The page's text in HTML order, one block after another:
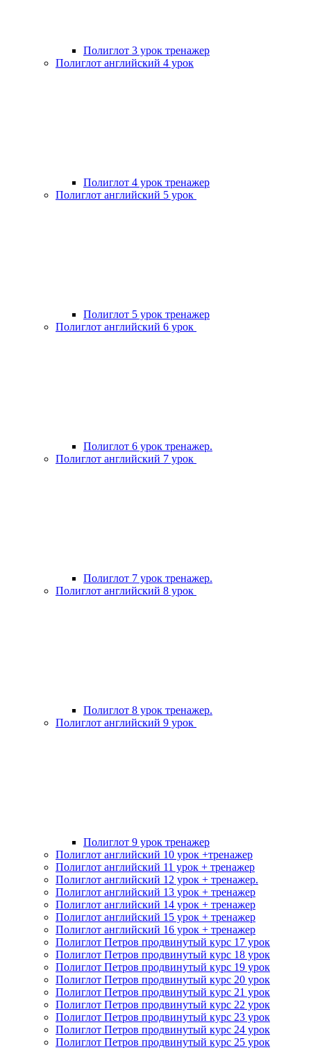
Полиглот 3 урок тренажер
Полиглот английский 4 урок
Полиглот 4 урок тренажер
Полиглот английский 5 урок
Полиглот 5 урок тренажер
Полиглот английский 6 урок
Полиглот 6 урок тренажер.
Полиглот английский 7 урок
Полиглот 7 урок тренажер.
Полиглот английский 8 урок
Полиглот 8 урок тренажер.
Полиглот английский 9 урок
Полиглот 9 урок тренажер
Полиглот английский 10 урок +тренажер
Полиглот английский 11 урок + тренажер
Полиглот английский 12 урок + тренажер.
Полиглот английский 13 урок + тренажер
Полиглот английский 14 урок + тренажер
Полиглот английский 15 урок + тренажер
Полиглот английский 16 урок + тренажер
Полиглот Петров продвинутый курс 17 урок
Полиглот Петров продвинутый курс 18 урок
Полиглот Петров продвинутый курс 19 урок
Полиглот Петров продвинутый курс 20 урок
Полиглот Петров продвинутый курс 21 урок
Полиглот Петров продвинутый курс 22 урок
Полиглот Петров продвинутый курс 23 урок
Полиглот Петров продвинутый курс 24 урок
Полиглот Петров продвинутый курс 25 урок